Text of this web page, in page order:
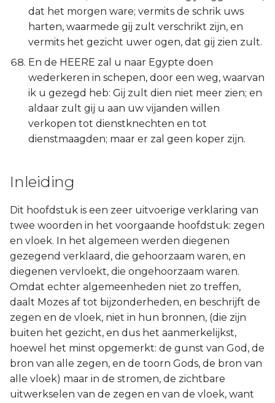
dat het morgen ware; vermits de schrik uws
harten, waarmede gij zult verschrikt zijn, en
vermits het gezicht uwer ogen, dat gij zien zult.
En de HEERE zal u naar Egypte doen
wederkeren in schepen, door een weg, waarvan
ik u gezegd heb: Gij zult dien niet meer zien; en
aldaar zult gij u aan uw vijanden willen
verkopen tot dienstknechten en tot
dienstmaagden; maar er zal geen koper zijn.
Inleiding
Dit hoofdstuk is een zeer uitvoerige verklaring van
twee woorden in het voorgaande hoofdstuk: zegen
en vloek. In het algemeen werden diegenen
gezegend verklaard, die gehoorzaam waren, en
diegenen vervloekt, die ongehoorzaam waren.
Omdat echter algemeenheden niet zo treffen,
daalt Mozes af tot bijzonderheden, en beschrijft de
zegen en de vloek, niet in hun bronnen, (die zijn
buiten het gezicht, en dus het aanmerkelijkst,
hoewel het minst opgemerkt: de gunst van God, de
bron van alle zegen, en de toorn Gods, de bron van
alle vloek) maar in de stromen, de zichtbare
uitwerkselen van de zegen en van de vloek, want